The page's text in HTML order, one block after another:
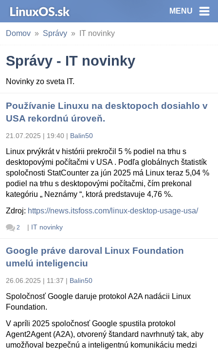
MENU
Domov Správy IT novinky
Správy - IT novinky
Novinky zo sveta IT.
Používanie Linuxu na desktopoch dosiahlo v
USA rekordnú úroveň.
21.07.2025 | 19:40 | Balin50
Linux prvýkrát v histórii prekročil 5 % podiel na trhu s
desktopovými počítačmi v USA . Podľa globálnych štatistík
spoločnosti StatCounter za jún 2025 má Linux teraz 5,04 %
podiel na trhu s desktopovými počítačmi, čím prekonal
kategóriu „ Neznámy “, ktorá predstavuje 4,76 %.
Zdroj: https://news.itsfoss.com/linux-desktop-usage-usa/
2 | IT novinky
Google práve daroval Linux Foundation
umelú inteligenciu
26.06.2025 | 11:37 | Balin50
Spoločnosť Google daruje protokol A2A nadácii Linux
Foundation.
V apríli 2025 spoločnosť Google spustila protokol
Agent2Agent (A2A), otvorený štandard navrhnutý tak, aby
umožňoval bezpečnú a inteligentnú komunikáciu medzi